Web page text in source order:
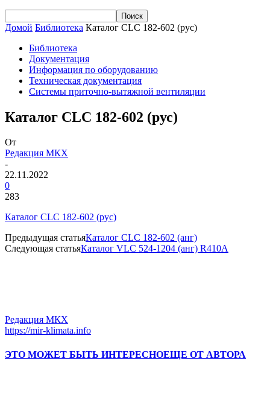
Домой Библиотека Каталог CLC 182-602 (рус)
Библиотека
Документация
Информация по оборудованию
Техническая документация
Системы приточно-вытяжной вентиляции
Каталог CLC 182-602 (рус)
От
Редакция МКХ
-
22.11.2022
0
283
Каталог CLC 182-602 (рус)
Предыдущая статьяКаталог CLC 182-602 (анг)
Следующая статьяКаталог VLC 524-1204 (анг) R410A
Редакция МКХ
https://mir-klimata.info
ЭТО МОЖЕТ БЫТЬ ИНТЕРЕСНОЕЩЕ ОТ АВТОРА